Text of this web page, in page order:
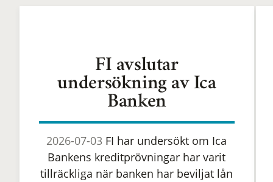
FI avslutar
undersökning av Ica
Banken
2026-07-03 FI har undersökt om Ica
Bankens kreditprövningar har varit
tillräckliga när banken har beviljat lån